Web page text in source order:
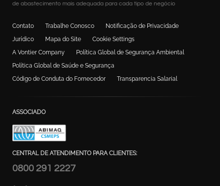
de abastecimento mais adequada para cada tipo de negócio
Contato Trabalhe Conosco
Notificação de Privacidade
Jurídico
Mapa do Site
Cookie Settings
A Vontier Company
Política Global de Segurança Ambiental
Política Global de Saúde e Segurança
Código de Conduta do Fornecedor
Transparencia Salarial
ASSOCIADO
CENTRAL DE ATENDIMENTO PARA CLIENTES:
0800 291 2227